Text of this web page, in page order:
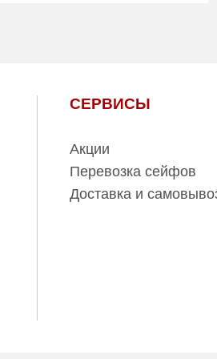
СЕРВИСЫ
Акции
Перевозка сейфов
Доставка и